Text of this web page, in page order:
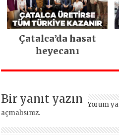
Çatalca’da hasat
heyecanı
Bir yanıt yazın Yorum
açmalısınız.